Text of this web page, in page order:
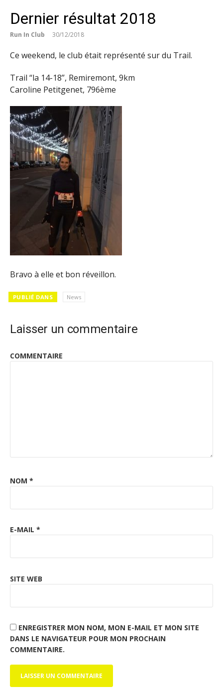
Dernier résultat 2018
Run In Club 30/12/2018
Ce weekend, le club était représenté sur du Trail.
Trail “la 14-18”, Remiremont, 9km
Caroline Petitgenet, 796ème
Bravo à elle et bon réveillon.
PUBLIÉ DANS News
Laisser un commentaire
COMMENTAIRE
NOM *
E-MAIL *
SITE WEB
ENREGISTRER MON NOM, MON E-MAIL ET MON SITE
DANS LE NAVIGATEUR POUR MON PROCHAIN
COMMENTAIRE.